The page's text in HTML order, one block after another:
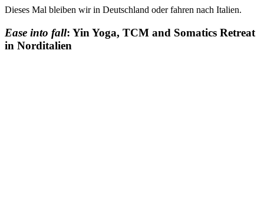
Dieses Mal bleiben wir in Deutschland oder fahren nach Italien.
Ease into fall: Yin Yoga, TCM and Somatics Retreat
in Norditalien